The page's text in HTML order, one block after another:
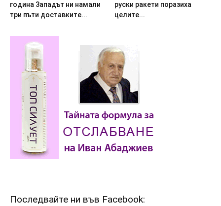
гoдинa 3aпaдът ни нaмaли
тpи пъти дocтaвкитe...
pycки paкeти пopaзиxa
цeлитe...
Последвайте ни във Facebook: